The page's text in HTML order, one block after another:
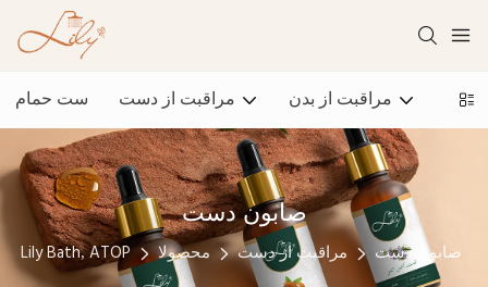
ست حمام مراقبت از دست مراقبت از بدن
صابون دست
Lily Bath, ATOP محصولا مراقبت از دست صابون دست